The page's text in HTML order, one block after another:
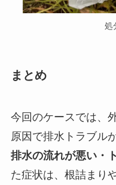
処
まとめ
今回のケースでは、
原因で排水トラブル
排水の流れが悪い・
た症状は、根詰まり